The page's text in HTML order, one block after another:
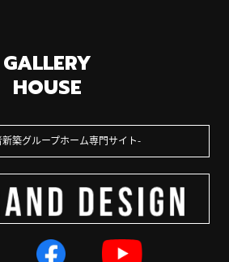
GALLERY
HOUSE
新築グループホーム専門サイト